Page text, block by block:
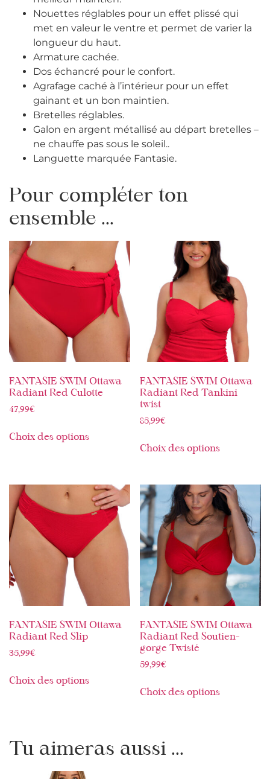
Nouettes réglables pour un effet plissé qui
met en valeur le ventre et permet de varier la
longueur du haut.
Armature cachée.
Dos échancré pour le confort.
Agrafage caché à l’intérieur pour un effet
gainant et un bon maintien.
Bretelles réglables.
Galon en argent métallisé au départ bretelles –
ne chauffe pas sous le soleil..
Languette marquée Fantasie.
Pour compléter ton
ensemble ...
FANTASIE SWIM Ottawa
Radiant Red Culotte
47,99€
Choix des options
FANTASIE SWIM Ottawa
Radiant Red Tankini
twist
85,99€
Choix des options
FANTASIE SWIM Ottawa
Radiant Red Slip
35,99€
Choix des options
FANTASIE SWIM Ottawa
Radiant Red Soutien-
gorge Twisté
59,99€
Choix des options
Tu aimeras aussi ...